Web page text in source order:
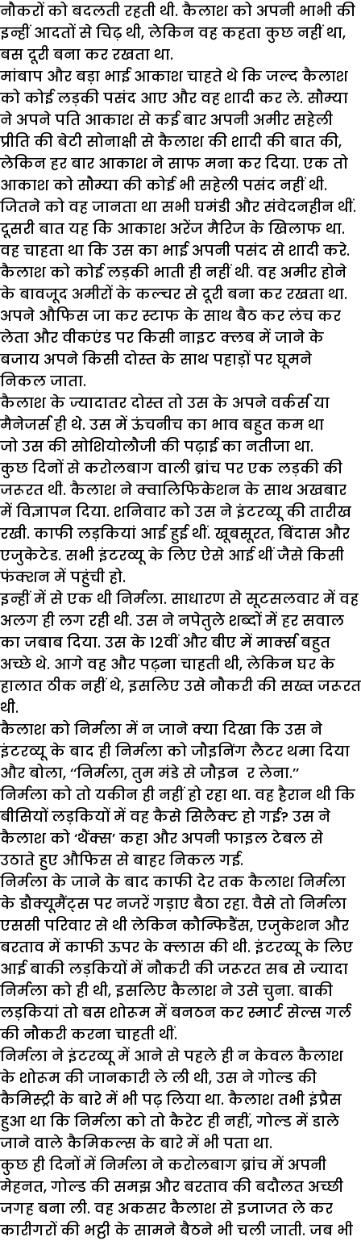
नौकरों को बदलती रहती थी. कैलाश को अपनी भाभी की
इन्हीं आदतों से चिढ़ थी, लेकिन वह कहता कुछ नहीं था,
बस दूरी बना कर रखता था.
मांबाप और बड़ा भाई आकाश चाहते थे कि जल्द कैलाश
को कोई लड़की पसंद आए और वह शादी कर ले. सौम्या
ने अपने पति आकाश से कई बार अपनी अमीर सहेली
प्रीति की बेटी सोनाक्षी से कैलाश की शादी की बात की,
लेकिन हर बार आकाश ने साफ मना कर दिया. एक तो
आकाश को सौम्या की कोई भी सहेली पसंद नहीं थी.
जितने को वह जानता था सभी घमंडी और संवेदनहीन थीं.
दूसरी बात यह कि आकाश अरेंज मैरिज के खिलाफ था.
वह चाहता था कि उस का भाई अपनी पसंद से शादी करे.
कैलाश को कोई लड़की भाती ही नहीं थी. वह अमीर होने
के बावजूद अमीरों के कल्चर से दूरी बना कर रखता था.
अपने औफिस जा कर स्टाफ के साथ बैठ कर लंच कर
लेता और वीकएंड पर किसी नाइट क्लब में जाने के
बजाय अपने किसी दोस्त के साथ पहाड़ों पर घूमने
निकल जाता.
कैलाश के ज्यादातर दोस्त तो उस के अपने वर्कर्स या
मैनेजर्स ही थे. उस में ऊंचनीच का भाव बहुत कम था
जो उस की सोशियोलौजी की पढ़ाई का नतीजा था.
कुछ दिनों से करोलबाग वाली ब्रांच पर एक लड़की की
जरूरत थी. कैलाश ने क्वालिफिकेशन के साथ अखबार
में विज्ञापन दिया. शनिवार को उस ने इंटरव्यू की तारीख
रखी. काफी लड़कियां आई हुई थीं. खूबसूरत, बिंदास और
एजुकेटेड. सभी इंटरव्यू के लिए ऐसे आई थीं जैसे किसी
फंक्शन में पहुंची हो.
इन्हीं में से एक थी निर्मला. साधारण से सूटसलवार में वह
अलग ही लग रही थी. उस ने नपेतुले शब्दों में हर सवाल
का जबाब दिया. उस के 12वीं और बीए में मार्क्स बहुत
अच्छे थे. आगे वह और पढ़ना चाहती थी, लेकिन घर के
हालात ठीक नहीं थे, इसलिए उसे नौकरी की सख्त जरूरत
थी.
कैलाश को निर्मला में न जाने क्या दिखा कि उस ने
इंटरव्यू के बाद ही निर्मला को जौइनिंग लैटर थमा दिया
और बोला, ‘‘निर्मला, तुम मंडे से जौइन र लेना.’’
निर्मला को तो यकीन ही नहीं हो रहा था. वह हैरान थी कि
बीसियों लड़कियों में वह कैसे सिलैक्ट हो गई? उस ने
कैलाश को ‘थैंक्स’ कहा और अपनी फाइल टेबल से
उठाते हुए औफिस से बाहर निकल गई.
निर्मला के जाने के बाद काफी देर तक कैलाश निर्मला
के डौक्यूमैंट्स पर नजरें गड़ाए बैठा रहा. वैसे तो निर्मला
एससी परिवार से थी लेकिन कौन्फिडैंस, एजुकेशन और
बरताव में काफी ऊपर के क्लास की थी. इंटरव्यू के लिए
आई बाकी लड़कियों में नौकरी की जरूरत सब से ज्यादा
निर्मला को ही थी, इसलिए कैलाश ने उसे चुना. बाकी
लड़कियां तो बस शोरूम में बनठन कर स्मार्ट सेल्स गर्ल
की नौकरी करना चाहती थीं.
निर्मला ने इंटरव्यू में आने से पहले ही न केवल कैलाश
के शोरूम की जानकारी ले ली थी, उस ने गोल्ड की
कैमिस्ट्री के बारे में भी पढ़ लिया था. कैलाश तभी इंप्रैस
हुआ था कि निर्मला को तो कैरेट ही नहीं, गोल्ड में डाले
जाने वाले कैमिकल्स के बारे में भी पता था.
कुछ ही दिनों में निर्मला ने करोलबाग ब्रांच में अपनी
मेहनत, गोल्ड की समझ और बरताव की बदौलत अच्छी
जगह बना ली. वह अकसर कैलाश से इजाजत ले कर
कारीगरों की भट्ठी के सामने बैठने भी चली जाती. जब भी